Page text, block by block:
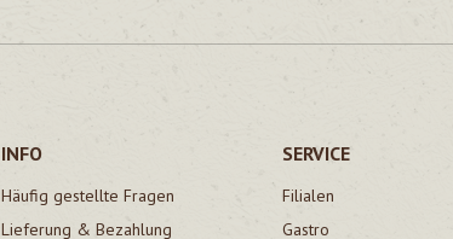
INFO
Häufig gestellte Fragen
Lieferung & Bezahlung
SERVICE
Filialen
Gastro